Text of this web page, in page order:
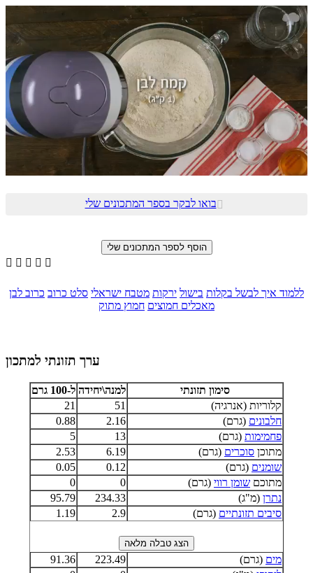
בואו לבקר בספר המתכונים שלי
    
ללמוד איך לבשל בקלות בישול ירקות מטבח ישראלי סלט כרוב כרוב לבן
מאכלים חמוצים חמוץ מתוק
ערך תזונתי למתכון
סימון תזונתי למנה\יחידה ל-100 גרם
קלוריות (אנרגיה)
51
21
חלבונים (גרם) 2.16
0.88
פחמימות (גרם) 13
5
מתוכן סוכרים (גרם) 6.19
2.53
שומנים (גרם) 0.12
0.05
מתוכם שומן רווי (גרם) 0
0
נתרן (מ"ג) 234.33
95.79
סיבים תזונתיים (גרם) 2.9
1.19
מים (גרם) 223.49
91.36